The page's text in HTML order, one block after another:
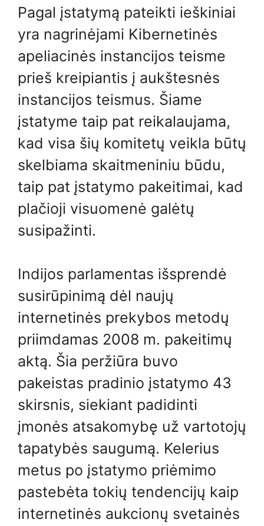
Pagal įstatymą pateikti ieškiniai
yra nagrinėjami Kibernetinės
apeliacinės instancijos teisme
prieš kreipiantis į aukštesnės
instancijos teismus. Šiame
įstatyme taip pat reikalaujama,
kad visa šių komitetų veikla būtų
skelbiama skaitmeniniu būdu,
taip pat įstatymo pakeitimai, kad
plačioji visuomenė galėtų
susipažinti.
Indijos parlamentas išsprendė
susirūpinimą dėl naujų
internetinės prekybos metodų
priimdamas 2008 m. pakeitimų
aktą. Šia peržiūra buvo
pakeistas pradinio įstatymo 43
skirsnis, siekiant padidinti
įmonės atsakomybę už vartotojų
tapatybės saugumą. Kelerius
metus po įstatymo priėmimo
pastebėta tokių tendencijų kaip
internetinės aukcionų svetainės